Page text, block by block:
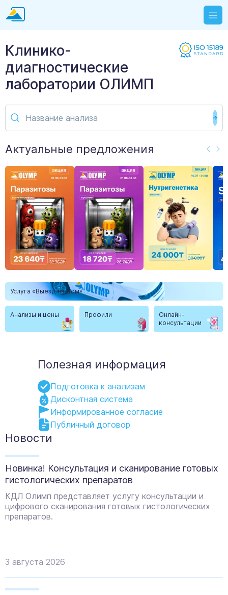
Клинико-
диагностические
лаборатории ОЛИМП
Актуальные предложения
1
of
12
Услуга «Выезд на дом»
Анализы и цены Профили
Онлайн-
консультации
Полезная информация
Подготовка к анализам
Дисконтная система
Информированное согласие
Публичный договор
Новости
Новинка! Консультация и сканирование готовых
гистологических препаратов
КДЛ Олимп представляет услугу консультации и
цифрового сканирования готовых гистологических
препаратов.
3 августа 2026